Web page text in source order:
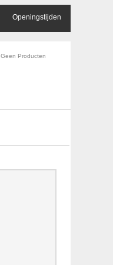
Openingstijden
Geen Producten